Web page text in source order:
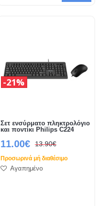
Σετ ενσύρματο πληκτρολόγιο
και ποντίκι Philips C224
11.00€ 13.90€
21%
Προσωρινά μή διαθέσιμο
Αγαπημένο